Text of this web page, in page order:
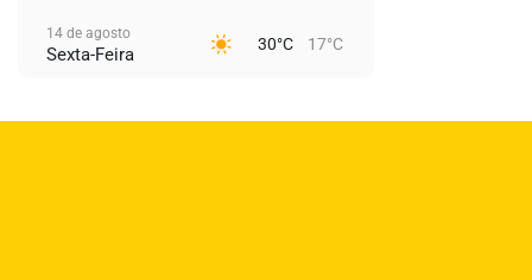
14 de agosto
Sexta-Feira 30°C 17°C